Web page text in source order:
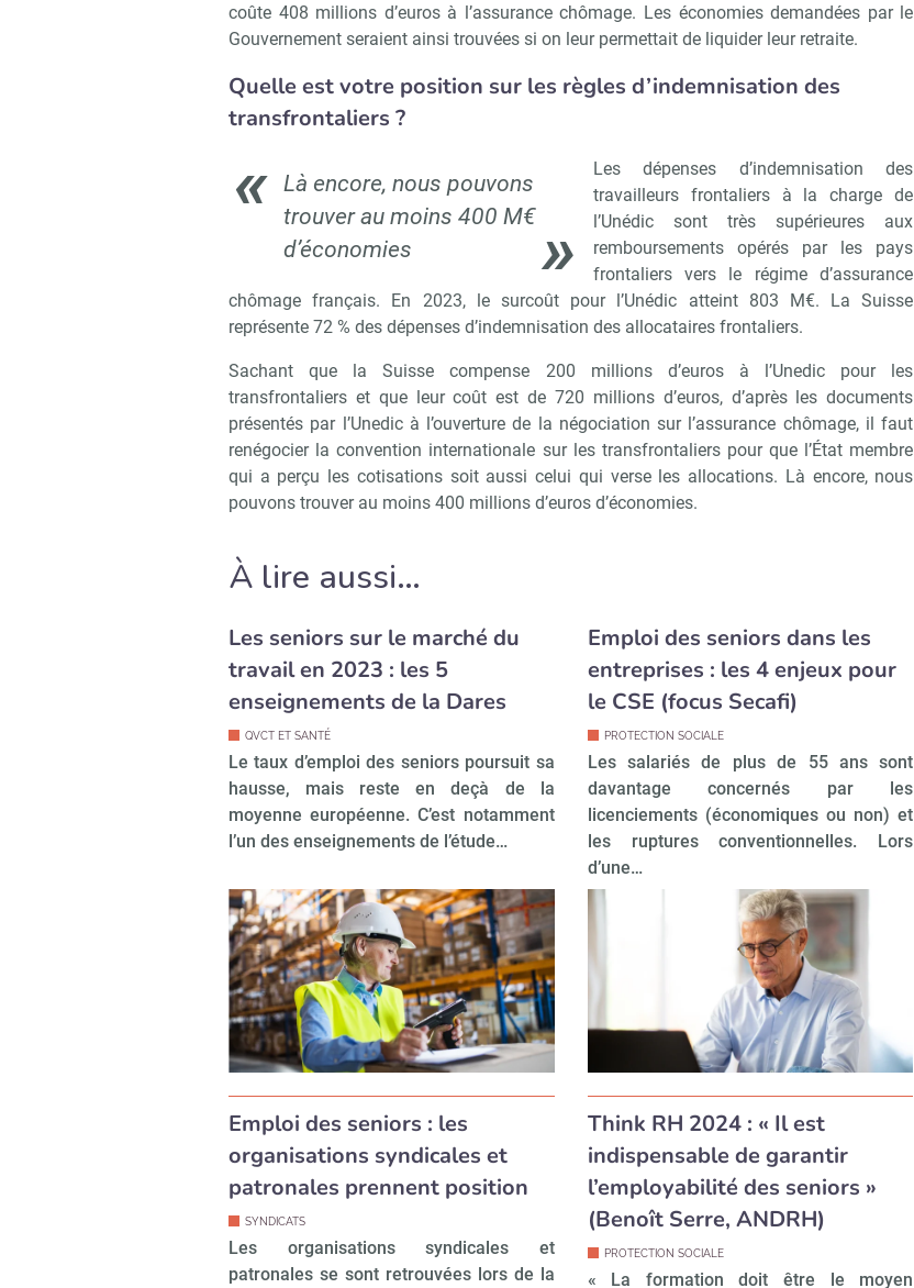
coûte 408 millions d’euros à l’assurance chômage. Les économies demandées par le
Gouvernement seraient ainsi trouvées si on leur permettait de liquider leur retraite.
Quelle est votre position sur les règles d’indemnisation des
transfrontaliers ?
Là encore, nous pouvons
trouver au moins 400 M€
d’économies
Les dépenses d’indemnisation des
travailleurs frontaliers à la charge de
l’Unédic sont très supérieures aux
remboursements opérés par les pays
frontaliers vers le régime d’assurance
chômage français. En 2023, le surcoût pour l’Unédic atteint 803 M€. La Suisse
représente 72 % des dépenses d’indemnisation des allocataires frontaliers.
Sachant que la Suisse compense 200 millions d’euros à l’Unedic pour les
transfrontaliers et que leur coût est de 720 millions d’euros, d’après les documents
présentés par l’Unedic à l’ouverture de la négociation sur l’assurance chômage, il faut
renégocier la convention internationale sur les transfrontaliers pour que l’État membre
qui a perçu les cotisations soit aussi celui qui verse les allocations. Là encore, nous
pouvons trouver au moins 400 millions d’euros d’économies.
À lire aussi…
Les seniors sur le marché du
travail en 2023 : les 5
enseignements de la Dares
QVCT ET SANTÉ
Le taux d’emploi des seniors poursuit sa
hausse, mais reste en deçà de la
moyenne européenne. C’est notamment
l’un des enseignements de l’étude…
Emploi des seniors dans les
entreprises : les 4 enjeux pour
le CSE (focus Secafi)
PROTECTION SOCIALE
Les salariés de plus de 55 ans sont
davantage concernés par les
licenciements (économiques ou non) et
les ruptures conventionnelles. Lors
d’une…
Emploi des seniors : les
organisations syndicales et
patronales prennent position
SYNDICATS
Les organisations syndicales et
patronales se sont retrouvées lors de la
Think RH 2024 : « Il est
indispensable de garantir
l’employabilité des seniors »
(Benoît Serre, ANDRH)
PROTECTION SOCIALE
« La formation doit être le moyen